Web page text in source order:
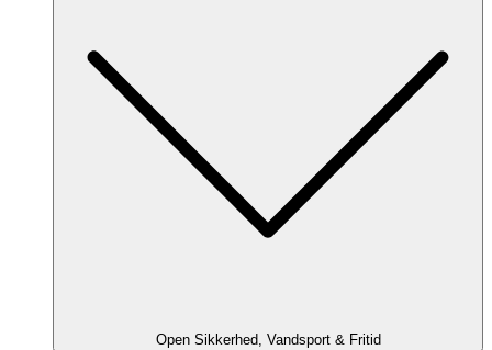
Open Sikkerhed, Vandsport & Fritid